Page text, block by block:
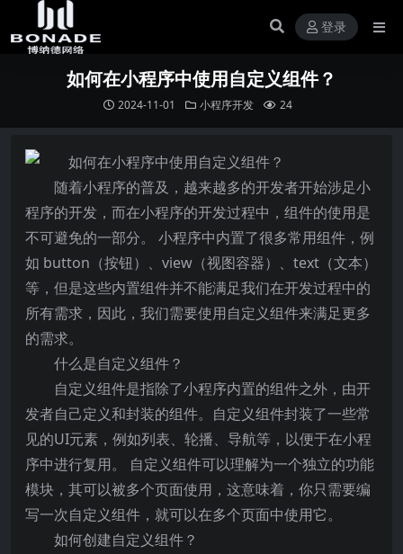
登录
如何在小程序中使用自定义组件？
2024-11-01 小程序开发 24
随着小程序的普及，越来越多的开发者开始涉足小
程序的开发，而在小程序的开发过程中，组件的使用是
不可避免的一部分。 小程序中内置了很多常用组件，例
如 button（按钮）、view（视图容器）、text（文本）
等，但是这些内置组件并不能满足我们在开发过程中的
所有需求，因此，我们需要使用自定义组件来满足更多
的需求。
什么是自定义组件？
自定义组件是指除了小程序内置的组件之外，由开
发者自己定义和封装的组件。自定义组件封装了一些常
见的UI元素，例如列表、轮播、导航等，以便于在小程
序中进行复用。 自定义组件可以理解为一个独立的功能
模块，其可以被多个页面使用，这意味着，你只需要编
写一次自定义组件，就可以在多个页面中使用它。
如何创建自定义组件？